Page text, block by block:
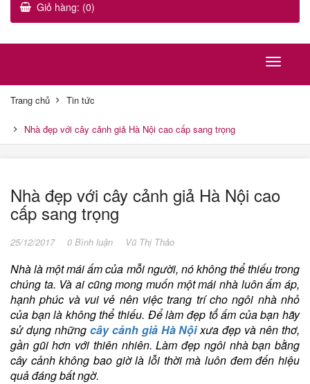
Giỏ hàng: (0)
Trang chủ Tin tức
Nhà đẹp với cây cảnh giả Hà Nội cao cấp sang trọng
Nhà đẹp với cây cảnh giả Hà Nội cao
cấp sang trọng
25/12/2017 0 Bình luận Vũ Thị Thảo
Nhà là một mái ấm của mỗi người, nó không thể thiếu trong
chúng ta. Và ai cũng mong muốn một mái nhà luôn ấm áp,
hạnh phúc và vui vẻ nên việc trang trí cho ngôi nhà nhỏ
của bạn là không thể thiếu. Để làm đẹp tổ ấm của bạn hãy
sử dụng những cây cảnh giả Hà Nộixưa đẹp và nên thơ,
gần gũi hơn với thiên nhiên. Làm đẹp ngôi nhà bạn bằng
cây cảnh không bao giờ là lỗi thời mà luôn đem đến hiệu
quả đáng bất ngờ.